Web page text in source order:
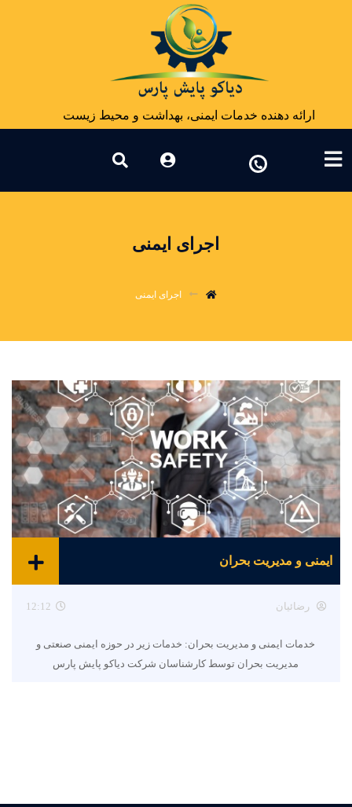
ارائه دهنده خدمات ایمنی، بهداشت و محیط زیست
اجرای ایمنی
اجرای ایمنی
ایمنی و مدیریت بحران
رضائیان 12:12
خدمات ایمنی و مدیریت بحران: خدمات زیر در حوزه ایمنی صنعتی و
مدیریت بحران توسط کارشناسان شرکت دیاکو پایش پارس